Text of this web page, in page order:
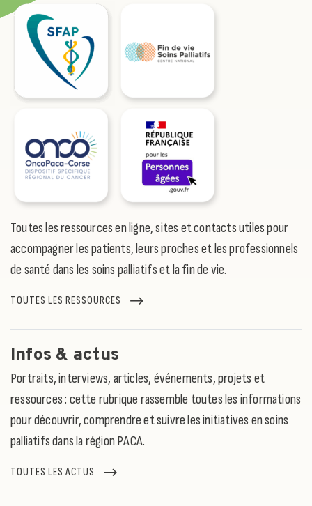
Toutes les ressources en ligne, sites et contacts utiles pour
accompagner les patients, leurs proches et les professionnels
de santé dans les soins palliatifs et la fin de vie.
TOUTES LES RESSOURCES
Infos & actus
Portraits, interviews, articles, événements, projets et
ressources : cette rubrique rassemble toutes les informations
pour découvrir, comprendre et suivre les initiatives en soins
palliatifs dans la région PACA.
TOUTES LES ACTUS